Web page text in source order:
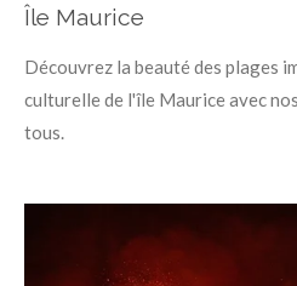
Île Maurice
Découvrez la beauté des plages
culturelle de l'île Maurice avec
tous.